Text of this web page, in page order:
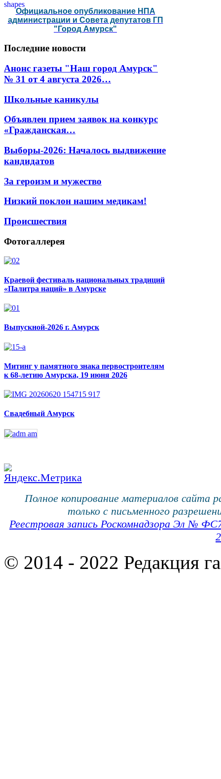
Официальное опубликование НПА
администрации и Совета депутатов ГП
"Город Амурск"
Последние новости
Анонс газеты "Наш город Амурск"
№ 31 от 4 августа 2026…
Школьные каникулы
Объявлен прием заявок на конкурс
«Гражданская…
Выборы-2026: Началось выдвижение
кандидатов
За героизм и мужество
Низкий поклон нашим медикам!
Происшествия
Фотогаллерея
Краевой фестиваль национальных традиций
«Палитра наций» в Амурске
Выпускной-2026 г. Амурск
Митинг у памятного знака первостроителям
к 68-летию Амурска, 19 июня 2026
Свадебный Амурск
Полное копирование материалов сайта
только с письменного
Реестровая запись Роскомнадзора Эл №
© 2014 - 2022 Редакция